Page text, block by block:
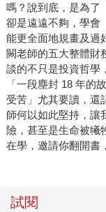
嗎？說到底，是為了
卻是遠遠不夠，學會
能更全面地規畫及過
闕老師的五大整體財
談的不只是投資哲學
「一段塵封 18 年的
受苦」尤其要讀，還
師何以如此堅持，讓
險，甚至是生命被犧
在學，邀請你翻開書
試閱